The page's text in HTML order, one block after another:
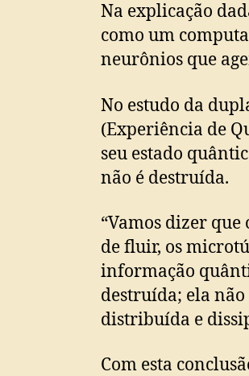
Na explicação
como um
neurônios que
No estudo da
(Experiência de
seu estado
não é destruída.
“Vamos dizer que
de fluir, os
informação
destruída; ela
distribuída e
Com esta